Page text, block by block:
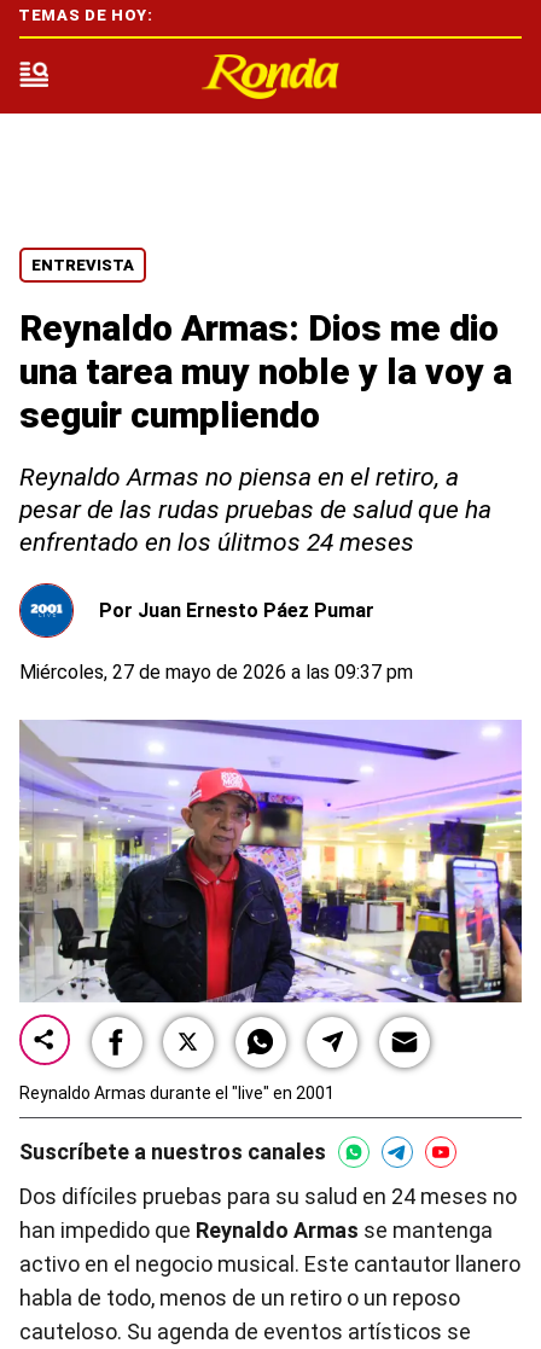
ENTREVISTA
Reynaldo Armas: Dios me dio
una tarea muy noble y la voy a
seguir cumpliendo
Reynaldo Armas no piensa en el retiro, a
pesar de las rudas pruebas de salud que ha
enfrentado en los úlitmos 24 meses
Por Juan Ernesto Páez Pumar
Miércoles, 27 de mayo de 2026 a las 09:37 pm
Reynaldo Armas durante el "live" en 2001
Suscríbete a nuestros canales
Dos difíciles pruebas para su salud en 24 meses no
han impedido que Reynaldo Armas se mantenga
activo en el negocio musical. Este cantautor llanero
habla de todo, menos de un retiro o un reposo
cauteloso. Su agenda de eventos artísticos se
TEMAS DE HOY: